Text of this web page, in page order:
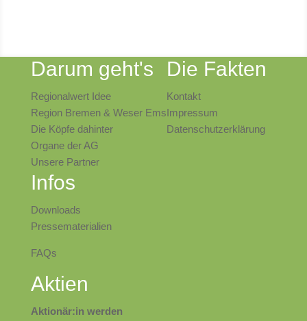
Darum geht's
Regionalwert Idee
Region Bremen & Weser Ems
Die Köpfe dahinter
Organe der AG
Unsere Partner
Die Fakten
Kontakt
Impressum
Datenschutzerklärung
Infos
Downloads
Pressematerialien
FAQs
Aktien
Aktionär:in werden